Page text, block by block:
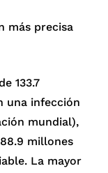
más precisa
133.7
una infección
mundial),
millones
La mayor